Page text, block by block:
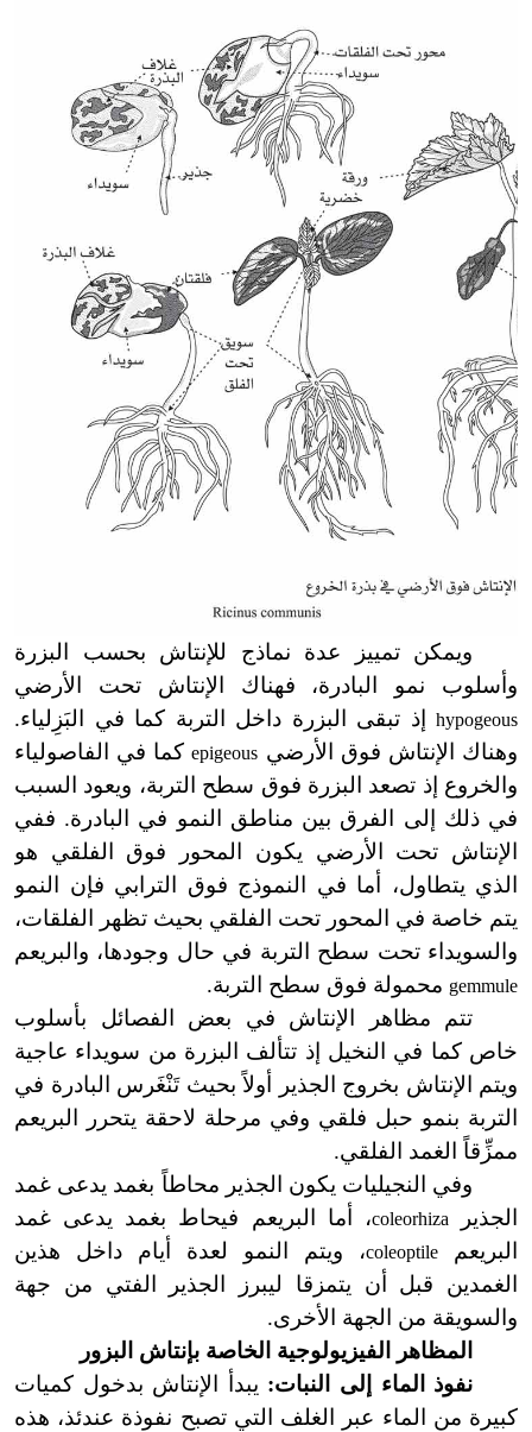
ويمكن تمييز عدة نماذج للإنتاش بحسب البزرة
وأسلوب نمو البادرة، فهناك الإنتاش تحت الأرضي
hypogeous
إذ تبقى البزرة داخل التربة كما في البَزِلياء.
وهناك الإنتاش فوق الأرضي epigeousكما في الفاصولياء
والخروع إذ تصعد البزرة فوق سطح التربة، ويعود السبب
في ذلك إلى الفرق بين مناطق النمو في البادرة. ففي
الإنتاش تحت الأرضي يكون المحور فوق الفلقي هو
الذي يتطاول، أما في النموذج فوق الترابي فإن النمو
يتم خاصة في المحور تحت الفلقي بحيث تظهر الفلقات،
والسويداء تحت سطح التربة في حال وجودها، والبريعم
gemmule محمولة فوق سطح التربة.
تتم مظاهر الإنتاش في بعض الفصائل بأسلوب
خاص كما في النخيل إذ تتألف البزرة من سويداء عاجية
ويتم الإنتاش بخروج الجذير أولاً بحيث تَنْغَرس البادرة في
التربة بنمو حبل فلقي وفي مرحلة لاحقة يتحرر البريعم
ممزِّقاً الغمد الفلقي.
وفي النجيليات يكون الجذير محاطاً بغمد يدعى غمد
الجذير
coleorhiza، أما البريعم فيحاط بغمد يدعى غمد
البريعم
coleoptile، ويتم النمو لعدة أيام داخل هذين
الغمدين قبل أن يتمزقا ليبرز الجذير الفتي من جهة
والسويقة من الجهة الأخرى.
المظاهر الفيزيولوجية الخاصة بإنتاش البزور
نفوذ الماء إلى النبات: يبدأ الإنتاش بدخول كميات
كبيرة من الماء عبر الغلف التي تصبح نفوذة عندئذ، هذه